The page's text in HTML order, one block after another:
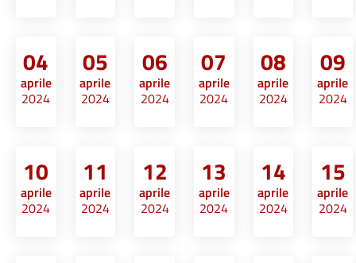
04
aprile
2024
05
aprile
2024
06
aprile
2024
07
aprile
2024
08
aprile
2024
09
aprile
2024
10
aprile
2024
11
aprile
2024
12
aprile
2024
13
aprile
2024
14
aprile
2024
15
aprile
2024